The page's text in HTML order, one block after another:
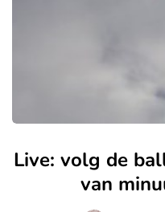
Live: volg de
van